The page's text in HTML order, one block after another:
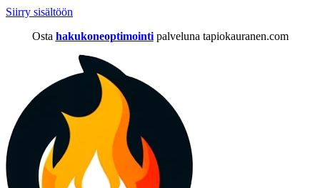
Siirry sisältöön
Osta hakukoneoptimointi palveluna tapiokauranen.com